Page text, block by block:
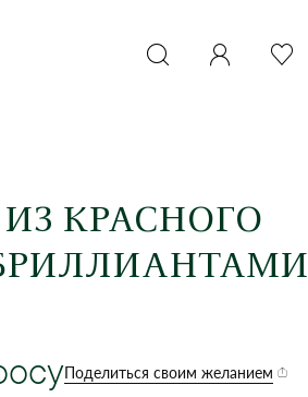
КРАСНОГО
Поделиться своим желанием